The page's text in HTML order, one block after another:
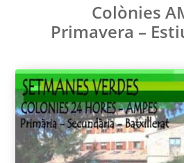
Colònies
Primavera –